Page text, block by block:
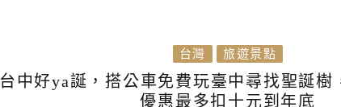
台灣 旅遊景點
台中好ya誕，搭公車免費玩臺中尋找聖誕樹
優惠最多扣十元到年底